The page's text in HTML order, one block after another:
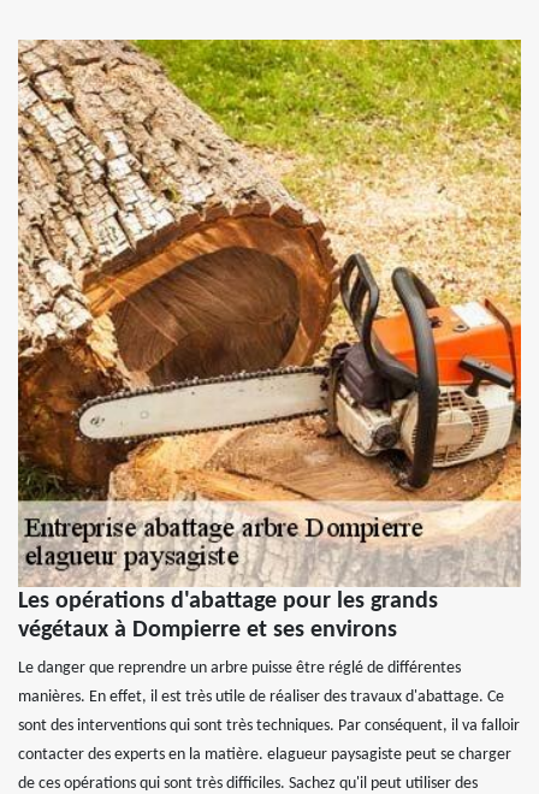
Les opérations d'abattage pour les grands
végétaux à Dompierre et ses environs
Le danger que reprendre un arbre puisse être réglé de différentes
manières. En effet, il est très utile de réaliser des travaux d'abattage. Ce
sont des interventions qui sont très techniques. Par conséquent, il va falloir
contacter des experts en la matière. elagueur paysagiste peut se charger
de ces opérations qui sont très difficiles. Sachez qu'il peut utiliser des